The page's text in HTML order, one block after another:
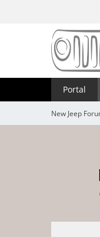
Portal
New Jeep